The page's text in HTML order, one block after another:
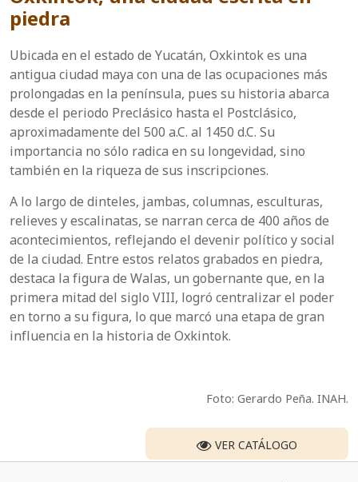
piedra
Ubicada en el estado de Yucatán, Oxkintok es una
antigua ciudad maya con una de las ocupaciones más
prolongadas en la península, pues su historia abarca
desde el periodo Preclásico hasta el Postclásico,
aproximadamente del 500 a.C. al 1450 d.C. Su
importancia no sólo radica en su longevidad, sino
también en la riqueza de sus inscripciones.
A lo largo de dinteles, jambas, columnas, esculturas,
relieves y escalinatas, se narran cerca de 400 años de
acontecimientos, reflejando el devenir político y social
de la ciudad. Entre estos relatos grabados en piedra,
destaca la figura de Walas, un gobernante que, en la
primera mitad del siglo VIII, logró centralizar el poder
en torno a su figura, lo que marcó una etapa de gran
influencia en la historia de Oxkintok.
Foto: Gerardo Peña. INAH.
VER CATÁLOGO